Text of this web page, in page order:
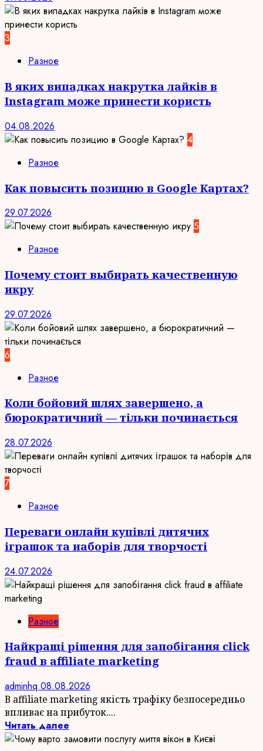
3
Разное
В яких випадках накрутка лайків в
Instagram може принести користь
04.08.2026
4
Разное
Как повысить позицию в Google Картах?
29.07.2026
5
Разное
Почему стоит выбирать качественную
икру
29.07.2026
6
Разное
Коли бойовий шлях завершено, а
бюрократичний — тільки починається
28.07.2026
7
Разное
Переваги онлайн купівлі дитячих
іграшок та наборів для творчості
24.07.2026
Разное
Найкращі рішення для запобігання click
fraud в affiliate marketing
adminhq 08.08.2026
В affiliate marketing якість трафіку безпосередньо
впливає на прибуток....
Читать далее